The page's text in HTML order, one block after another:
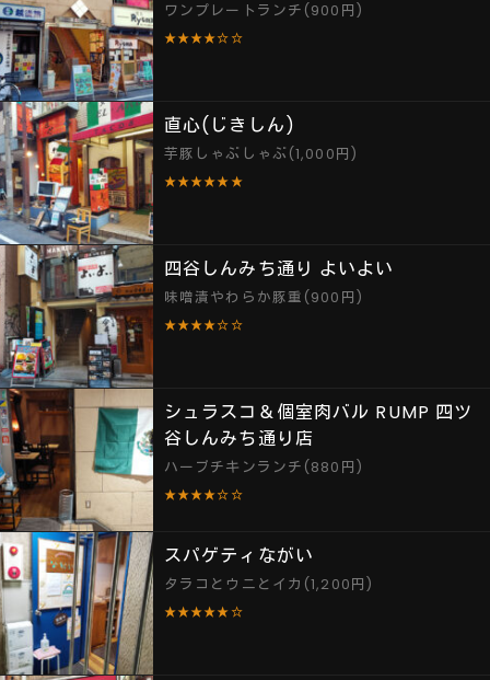
ワンプレートランチ(900円)
★★★★☆☆
直心(じきしん)
芋豚しゃぶしゃぶ(1,000円)
★★★★★★
四谷しんみち通り よいよい
味噌漬やわらか豚重(900円)
★★★★☆☆
シュラスコ＆個室肉バル RUMP 四ツ
谷しんみち通り店
ハーブチキンランチ(880円)
★★★★☆☆
スパゲティながい
タラコとウニとイカ(1,200円)
★★★★★☆